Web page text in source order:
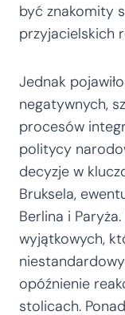
być znakomity
przyjacielskich
Jednak
negatywnych,
procesów
politycy
decyzje w
Bruksela,
Berlina i
wyjątkowych,
opóźnienie
stolicach.